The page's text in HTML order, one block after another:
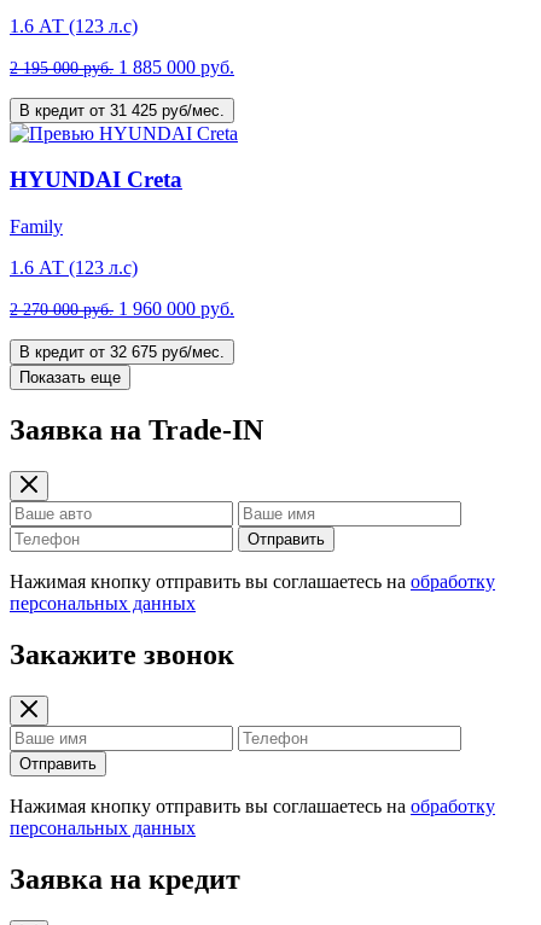
1.6 АТ (123 л.с)
2 195 000 руб. 1 885 000 руб.
В кредит от 31 425 руб/мес.
HYUNDAI Creta
Family
1.6 АТ (123 л.с)
2 270 000 руб. 1 960 000 руб.
В кредит от 32 675 руб/мес.
Показать еще
Заявка на Trade-IN
Отправить
Нажимая кнопку отправить вы соглашаетесь на обработку
персональных данных
Закажите звонок
Отправить
Нажимая кнопку отправить вы соглашаетесь на обработку
персональных данных
Заявка на кредит